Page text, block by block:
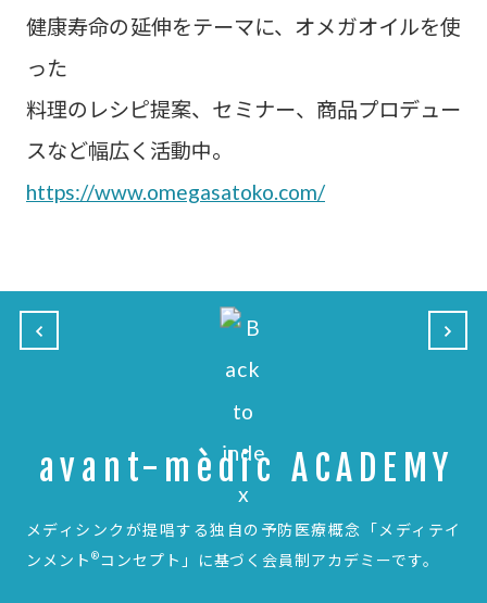
健康寿命の延伸をテーマに、オメガオイルを使
った
料理のレシピ提案、セミナー、商品プロデュー
スなど幅広く活動中。
https://www.omegasatoko.com/
avant-mèdic ACADEMY
メディシンクが提唱する独自の予防医療概念
「メディテイ
ンメント ®コンセプト」に基づく会員制アカデミーです。